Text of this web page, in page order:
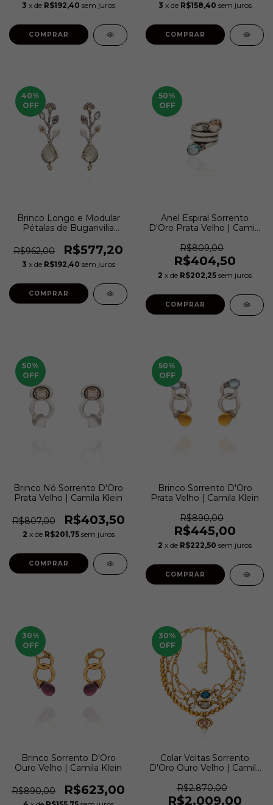
3 x de R$192,40 sem juros
COMPRAR
3 x de R$158,40 sem juros
COMPRAR
40%
OFF
Brinco Longo e Modular
Pétalas de Buganvilia
R$962,00
R$577,20
3 x de R$192,40 sem juros
COMPRAR
50%
OFF
Anel Espiral Sorrento
D'Oro Prata Velho | Camila
R$809,00
R$404,50
2 x de R$202,25 sem juros
COMPRAR
50%
OFF
Brinco Nó Sorrento D'Oro
Prata Velho | Camila Klein
R$807,00 R$403,50
2 x de R$201,75 sem juros
50%
OFF
Brinco Sorrento D'Oro
Prata Velho | Camila Klein
R$890,00
R$445,00
2 x de R$222,50 sem juros
30%
OFF
Brinco Sorrento D'Oro
Ouro Velho | Camila Klein
R$890,00 R$623,00
30%
OFF
Colar Voltas Sorrento
D'Oro Ouro Velho | Camila
R$2.870,00
R$2.009,00